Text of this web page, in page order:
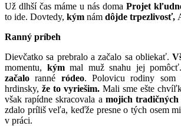
Už dlhší čas máme u nás doma Projet
to ide. Dovtedy, kým nám dôjde trpezlivosť,
Ranný príbeh
Dievčatko sa prebralo a začalo sa obliekať.
momentu, kýmmal muž snahu jej pomôcť.
začalo ranné ródeo. Polovicu rodiny som
hrdinsky, že to vyriešim. Mali sme ešte
však rapídne skracovala a mojich
zdalo príliš veľa, keďže presne o tých osem
v práci.